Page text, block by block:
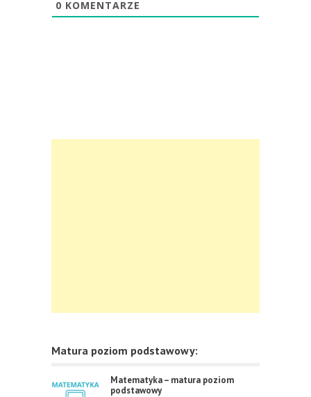
0 KOMENTARZE
Matura poziom podstawowy:
Matematyka – matura poziom
podstawowy